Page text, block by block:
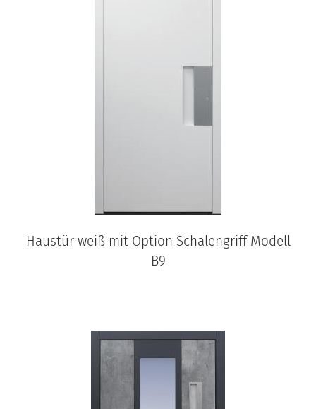
Haustür weiß mit Option Schalengriff Modell
B9